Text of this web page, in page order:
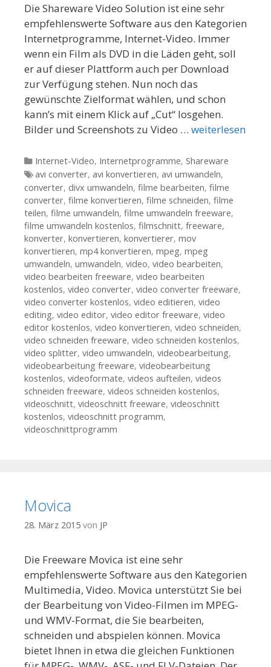
Die Shareware Video Solution ist eine sehr
empfehlenswerte Software aus den Kategorien
Internetprogramme, Internet-Video. Immer
wenn ein Film als DVD in die Läden geht, soll
er auf dieser Plattform auch per Download
zur Verfügung stehen. Nun noch das
gewünschte Zielformat wählen, und schon
kann’s mit einem Klick auf „Cut“ losgehen.
Bilder und Screenshots zu Video … weiterlesen
Kategorien
Internet-Video, Internetprogramme, Shareware
Tags
avi converter, avi konvertieren, avi umwandeln,
converter, divx umwandeln, filme bearbeiten, filme
converter, filme konvertieren, filme schneiden, filme
teilen, filme umwandeln, filme umwandeln freeware,
filme umwandeln kostenlos, filmschnitt, freeware,
konverter, konvertieren, konvertierer, mov
konvertieren, mp4 konvertieren, mpeg, mpeg
umwandeln, umwandeln, video, video bearbeiten,
video bearbeiten freeware, video bearbeiten
kostenlos, video converter, video converter freeware,
video converter kostenlos, video editieren, video
editing, video editor, video editor freeware, video
editor kostenlos, video konvertieren, video schneiden,
video schneiden freeware, video schneiden kostenlos,
video splitter, video umwandeln, videobearbeitung,
videobearbeitung freeware, videobearbeitung
kostenlos, videoformate, videos aufteilen, videos
schneiden freeware, videos schneiden kostenlos,
videoschnitt, videoschnitt freeware, videoschnitt
kostenlos, videoschnitt programm,
videoschnittprogramm
Movica
28. März 2015 von JP
Die Freeware Movica ist eine sehr
empfehlenswerte Software aus den Kategorien
Multimedia, Video. Movica unterstützt Sie bei
der Bearbeitung von Video-Filmen im MPEG-
und WMV-Format, die Sie bearbeiten,
schneiden und abspielen können. Movica
bietet Ihnen in etwa die gleichen Funktionen